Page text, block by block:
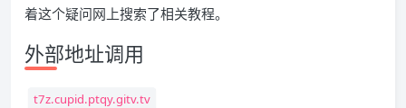
着这个疑问网上搜索了相关教程。
外部地址调用
t7z.cupid.ptqy.gitv.tv